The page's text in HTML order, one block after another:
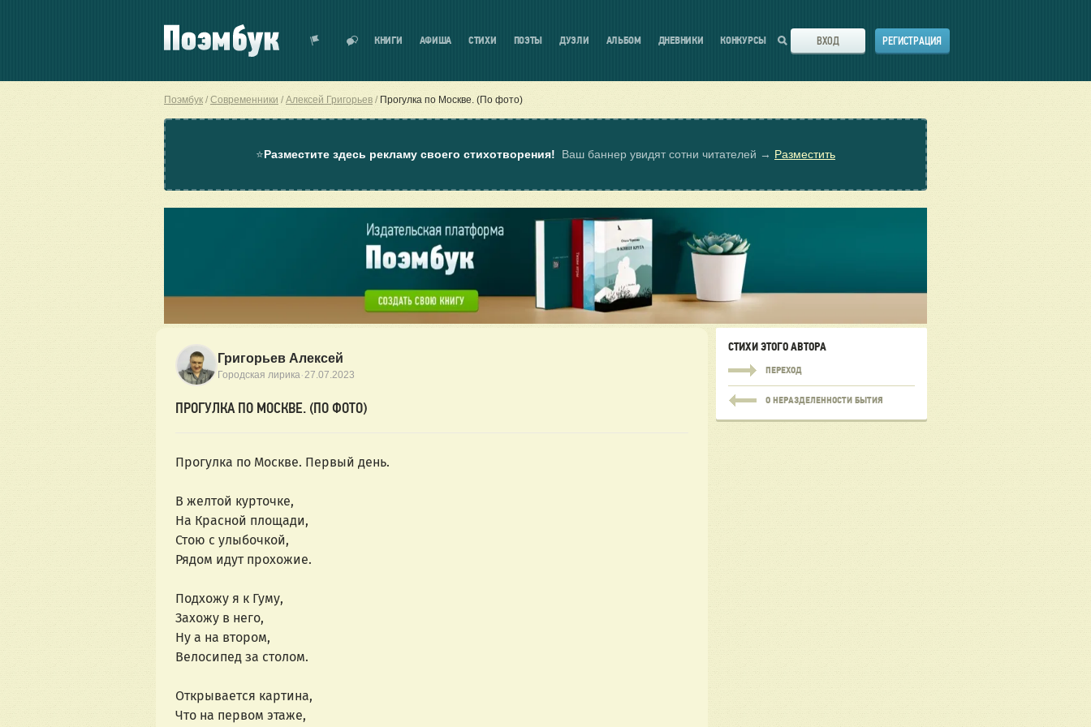
КНИГИ АФИША СТИХИ ПОЭТЫ ДУЭЛИ АЛЬБОМ ДНЕВНИКИ КОНКУРСЫ ВХОД РЕГИСТРАЦИЯ
Поэмбук Современники Алексей Григорьев Прогулка по Москве. (По фото)
⭐Разместите здесь рекламу своего стихотворения! Ваш баннер увидят сотни читателей → Разместить
Григорьев Алексей
Городская лирика·27.07.2023
ПРОГУЛКА ПО МОСКВЕ. (ПО ФОТО)
Прогулка по Москве. Первый день.
В желтой курточке,
На Красной площади,
Стою с улыбочкой,
Рядом идут прохожие.
Подхожу я к Гуму,
Захожу в него,
Ну а на втором,
Велосипед за столом.
Открывается картина,
Что на первом этаже,
СТИХИ ЭТОГО АВТОРА
ПЕРЕХОД
О НЕРАЗДЕЛЕННОСТИ БЫТИЯ